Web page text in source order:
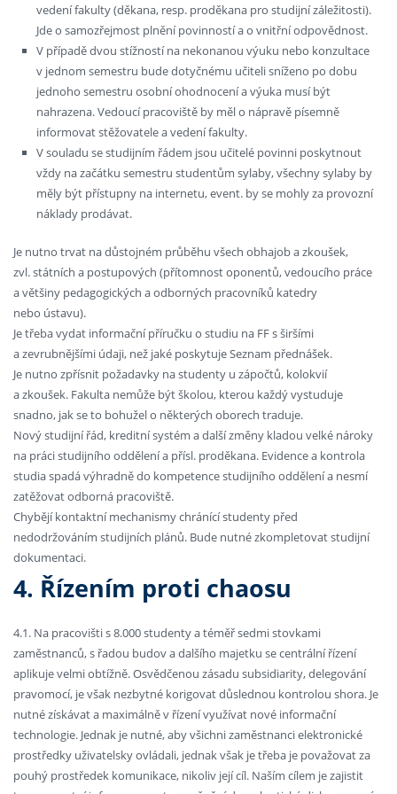
vedení fakulty (děkana, resp. proděkana pro studijní záležitosti).
Jde o samozřejmost plnění povinností a o vnitřní odpovědnost.
V případě dvou stížností na nekonanou výuku nebo konzultace
v jednom semestru bude dotyčnému učiteli sníženo po dobu
jednoho semestru osobní ohodnocení a výuka musí být
nahrazena. Vedoucí pracoviště by měl o nápravě písemně
informovat stěžovatele a vedení fakulty.
V souladu se studijním řádem jsou učitelé povinni poskytnout
vždy na začátku semestru studentům sylaby, všechny sylaby by
měly být přístupny na internetu, event. by se mohly za provozní
náklady prodávat.
Je nutno trvat na důstojném průběhu všech obhajob a zkoušek,
zvl. státních a postupových (přítomnost oponentů, vedoucího práce
a většiny pedagogických a odborných pracovníků katedry
nebo ústavu).
Je třeba vydat informační příručku o studiu na FF s širšími
a zevrubnějšími údaji, než jaké poskytuje Seznam přednášek.
Je nutno zpřísnit požadavky na studenty u zápočtů, kolokvií
a zkoušek. Fakulta nemůže být školou, kterou každý vystuduje
snadno, jak se to bohužel o některých oborech traduje.
Nový studijní řád, kreditní systém a další změny kladou velké nároky
na práci studijního oddělení a přísl. proděkana. Evidence a kontrola
studia spadá výhradně do kompetence studijního oddělení a nesmí
zatěžovat odborná pracoviště.
Chybějí kontaktní mechanismy chránící studenty před
nedodržováním studijních plánů. Bude nutné zkompletovat studijní
dokumentaci.
4. Řízením proti chaosu
4.1. Na pracovišti s 8.000 studenty a téměř sedmi stovkami
zaměstnanců, s řadou budov a dalšího majetku se centrální řízení
aplikuje velmi obtížně. Osvědčenou zásadu subsidiarity, delegování
pravomocí, je však nezbytné korigovat důslednou kontrolou shora. Je
nutné získávat a maximálně v řízení využívat nové informační
technologie. Jednak je nutné, aby všichni zaměstnanci elektronické
prostředky uživatelsky ovládali, jednak však je třeba je považovat za
pouhý prostředek komunikace, nikoliv její cíl. Naším cílem je zajistit